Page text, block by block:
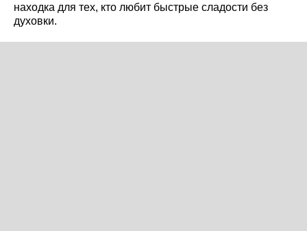
находка для тех, кто любит быстрые сладости без
духовки.